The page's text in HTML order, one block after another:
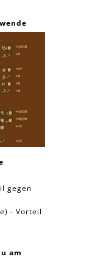
gegen
- Vorteil
am